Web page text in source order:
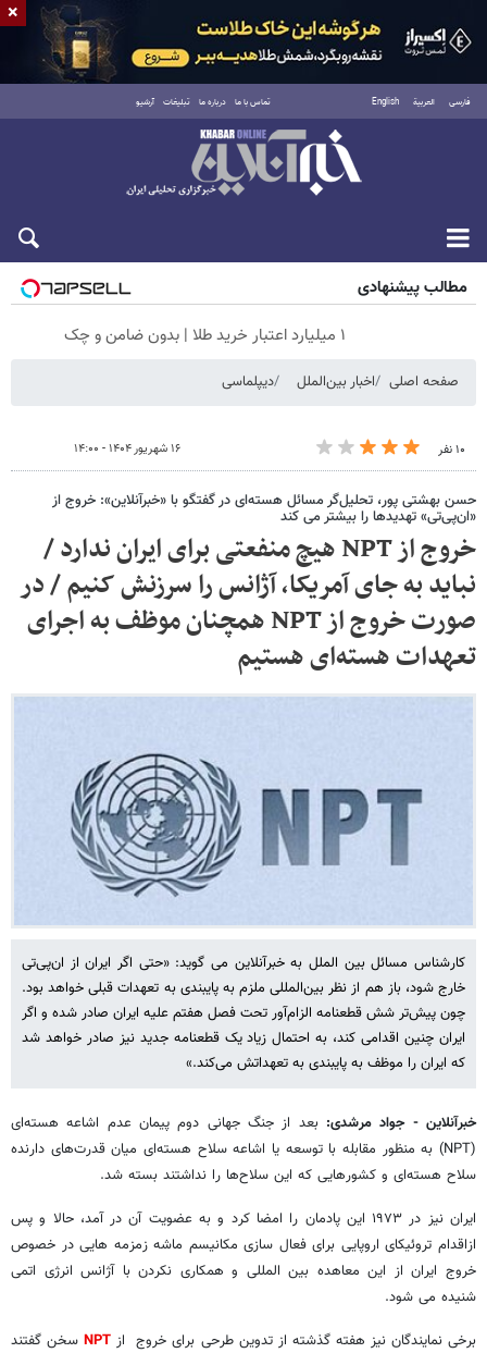
فارسی العربية English تماس با ما درباره ما تبلیغات آرشیو
شنبه ۱۷ مرداد ۱۴۰۵
مطالب پیشنهادی
۱ میلیارد اعتبار خرید طلا | بدون ضامن و چک
صفحه اصلی اخبار بین‌الملل دیپلماسی
۱۰ نفر ۱۶ شهریور ۱۴۰۴ - ۱۴:۰۰
حسن بهشتی پور، تحلیل‌گر مسائل هسته‌ای در گفتگو با «خبرآنلاین»: خروج از
«ان‌پی‌تی» تهدیدها را بیشتر می کند
خروج از NPT هیچ منفعتی برای ایران ندارد /
نباید به جای آمریکا، آژانس را سرزنش کنیم / در
صورت خروج از NPT همچنان موظف به اجرای
تعهدات هسته‌ای هستیم
کارشناس مسائل بین الملل به خبرآنلاین می گوید: «حتی اگر ایران از ان‌پی‌تی
خارج شود، باز هم از نظر بین‌المللی ملزم به پایبندی به تعهدات قبلی خواهد بود.
چون پیش‌تر شش قطعنامه الزام‌آور تحت فصل هفتم علیه ایران صادر شده و اگر
ایران چنین اقدامی کند، به احتمال زیاد یک قطعنامه جدید نیز صادر خواهد شد
که ایران را موظف به پایبندی به تعهداتش می‌کند.»
خبرآنلاین - جواد مرشدی: بعد از جنگ جهانی دوم پیمان عدم اشاعه هسته‌ای
(NPT) به منظور مقابله با توسعه یا اشاعه سلاح هسته‌ای میان قدرت‌های دارنده
سلاح هسته‌ای و کشورهایی که این سلاح‌ها را نداشتند بسته شد.
ایران نیز در ۱۹۷۳ این پادمان را امضا کرد و به عضویت آن در آمد، حالا و پس
ازاقدام تروئیکای اروپایی برای فعال سازی مکانیسم ماشه زمزمه هایی در خصوص
خروج ایران از این معاهده بین المللی و همکاری نکردن با آژانس انرژی اتمی
شنیده می‌ شود.
برخی نمایندگان نیز هفته گذشته از تدوین طرحی برای خروج از NPTسخن گفتند
×